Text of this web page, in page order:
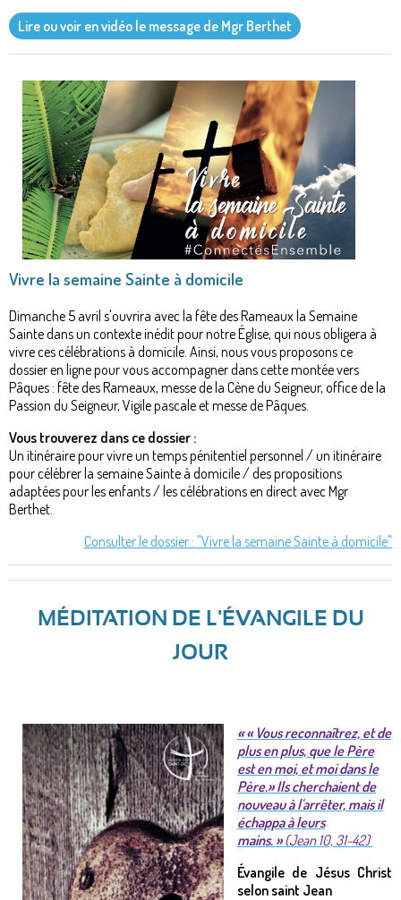
Lire ou voir en vidéo le message de Mgr Berthet
Vivre la semaine Sainte à domicile
Dimanche 5 avril s'ouvrira avec la fête des Rameaux la Semaine
Sainte dans un contexte inédit pour notre Église, qui nous obligera à
vivre ces célébrations à domicile. Ainsi, nous vous proposons ce
dossier en ligne pour vous accompagner dans cette montée vers
Pâques : fête des Rameaux, messe de la Cène du Seigneur, office de la
Passion du Seigneur, Vigile pascale et messe de Pâques.
Vous trouverez dans ce dossier :
Un itinéraire pour vivre un temps pénitentiel personnel / un itinéraire
pour célébrer la semaine Sainte à domicile / des propositions
adaptées pour les enfants / les célébrations en direct avec Mgr
Berthet.
Consulter le dossier : "Vivre la semaine Sainte à domicile"
MÉDITATION DE L'ÉVANGILE DU
JOUR
«« Vous reconnaîtrez, et de
plus en plus, que le Père
est en moi, et moi dans le
Père.» Ils cherchaient de
nouveau à l'arrêter, mais il
échappa à leurs
mains. »(Jean 10, 31-42)
Évangile de Jésus Christ
selon saint Jean